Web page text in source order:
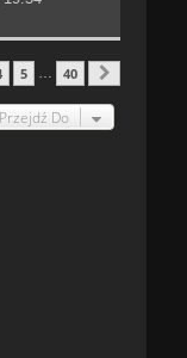
5 … 40
Przejdź Do